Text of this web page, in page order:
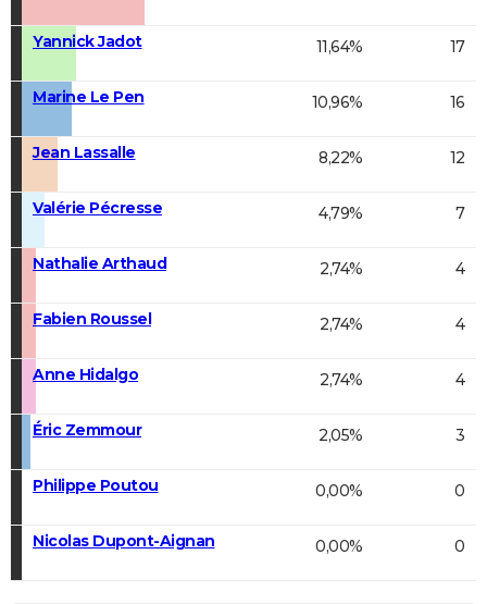
Yannick Jadot 11,64% 17
Marine Le Pen 10,96% 16
Jean Lassalle 8,22% 12
Valérie Pécresse 4,79% 7
Nathalie Arthaud 2,74% 4
Fabien Roussel 2,74% 4
Anne Hidalgo 2,74% 4
Éric Zemmour 2,05% 3
Philippe Poutou 0,00% 0
Nicolas Dupont-Aignan 0,00% 0